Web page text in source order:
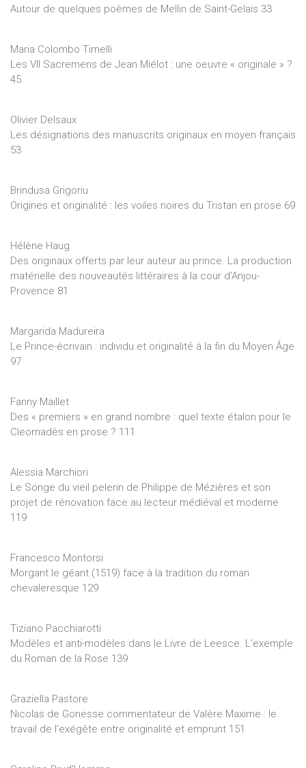
Autour de quelques poèmes de Mellin de Saint-Gelais 33
Maria Colombo Timelli
Les VII Sacremens de Jean Miélot : une oeuvre « originale » ?
45
Olivier Delsaux
Les désignations des manuscrits originaux en moyen français
53
Brindusa Grigoriu
Origines et originalité : les voiles noires du Tristan en prose 69
Hélène Haug
Des originaux offerts par leur auteur au prince. La production
matérielle des nouveautés littéraires à la cour d’Anjou-
Provence 81
Margarida Madureira
Le Prince-écrivain : individu et originalité à la fin du Moyen Âge
97
Fanny Maillet
Des « premiers » en grand nombre : quel texte étalon pour le
Cleomadès en prose ? 111
Alessia Marchiori
Le Songe du vieil pelerin de Philippe de Mézières et son
projet de rénovation face au lecteur médiéval et moderne
119
Francesco Montorsi
Morgant le géant (1519) face à la tradition du roman
chevaleresque 129
Tiziano Pacchiarotti
Modèles et anti-modèles dans le Livre de Leesce. L’exemple
du Roman de la Rose 139
Graziella Pastore
Nicolas de Gonesse commentateur de Valère Maxime : le
travail de l’exégète entre originalité et emprunt 151